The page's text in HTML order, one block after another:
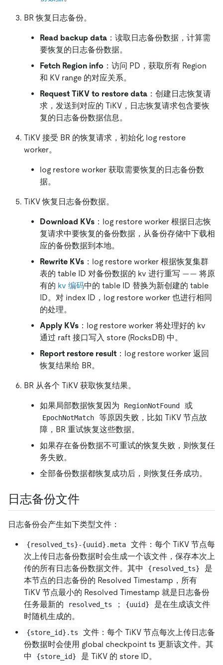
BR 恢复日志备份。
Read backup data ：读取日志备份数据，计算需
要恢复的日志备份数据。
Fetch Region info ：访问 PD，获取所有 Region
和 KV range 的对应关系。
Request TiKV to restore data ：创建日志恢复请
求，发送到对应的 TiKV，日志恢复请求包含要恢
复的日志备份数据信息。
TiKV 接受 BR 的恢复请求，初始化 log restore
worker。
log restore worker 获取需要恢复的日志备份数
据。
TiKV 恢复日志备份数据。
Download KVs ：log restore worker 根据日志恢
复请求中要恢复的备份数据，从备份存储中下载相
应的备份数据到本地。
Rewrite KVs ：log restore worker 根据恢复集群
表的 table ID 对备份数据的 kv 进行重写 —— 将原
有的 kv 编码中的 table ID 替换为新创建的 table
ID。对 index ID，log restore worker 也进行相同
的处理。
Apply KVs ：log restore worker 将处理好的 kv
通过 raft 接口写入 store (RocksDB) 中。
Report restore result ：log restore worker 返回
恢复结果给 BR。
BR 从各个 TiKV 获取恢复结果。
如果局部数据恢复因为 RegionNotFound 或
EpochNotMatch
等原因失败，比如 TiKV 节点故
障，BR 重试恢复这些数据。
如果存在备份数据不可重试的恢复失败，则恢复任
务失败。
全部备份数据都恢复成功后，则恢复任务成功。
日志备份文件
日志备份会产生如下类型文件：
{resolved_ts}-{uuid}.meta
文件：每个 TiKV 节点每
次上传日志备份数据时会生成一个该文件，保存本次上
传的所有日志备份数据文件。其中
{resolved_ts}
是
本节点的日志备份的 Resolved Timestamp，所有
TiKV 节点最小的 Resolved Timestamp 就是日志备份
任务最新的
resolved_ts ； {uuid}
是在生成该文件
时随机生成的。
{store_id}.ts
文件：每个 TiKV 节点每次上传日志备
份数据时会使用 global checkpoint ts 更新该文件。其
中
{store_id} 是 TiKV 的 store ID。